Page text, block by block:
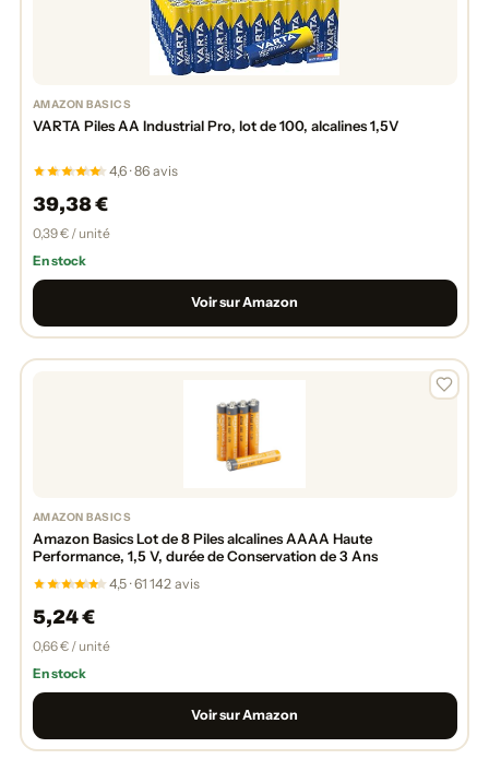
AMAZON BASICS
VARTA Piles AA Industrial Pro, lot de 100, alcalines 1,5V
4,6 · 86 avis
39,38 €
0,39 € / unité
En stock
Voir sur Amazon
AMAZON BASICS
Amazon Basics Lot de 8 Piles alcalines AAAA Haute
Performance, 1,5 V, durée de Conservation de 3 Ans
4,5 · 61 142 avis
5,24 €
0,66 € / unité
En stock
Voir sur Amazon